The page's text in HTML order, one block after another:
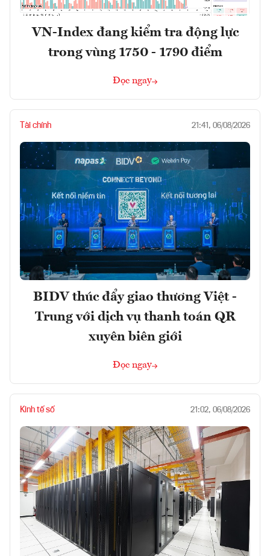
VN-Index đang kiểm tra động lực
trong vùng 1750 - 1790 điểm
Đọc ngay
Tài chính 21:41, 06/08/2026
BIDV thúc đẩy giao thương Việt -
Trung với dịch vụ thanh toán QR
xuyên biên giới
Đọc ngay
Kinh tế số 21:02, 06/08/2026